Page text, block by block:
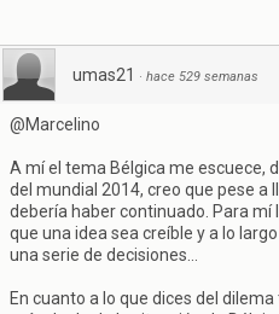
umas21 · hace 529 semanas
@Marcelino
A mí el tema Bélgica me escuece,
del mundial 2014, creo que pese a
debería haber continuado. Para
que una idea sea creíble y a lo
una serie de decisiones...
En cuanto a lo que dices del